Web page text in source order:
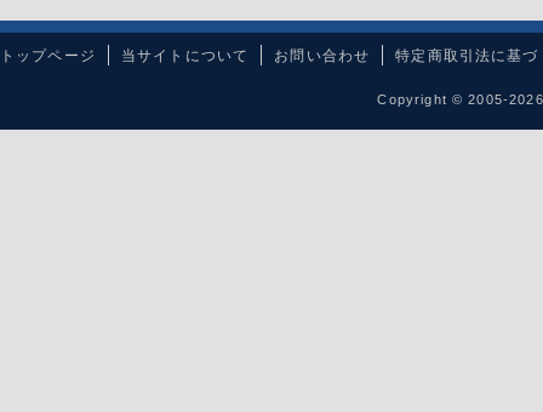
トップページ 当サイトについて お問い合わせ 特定商取引法に基づ
Copyright © 2005-